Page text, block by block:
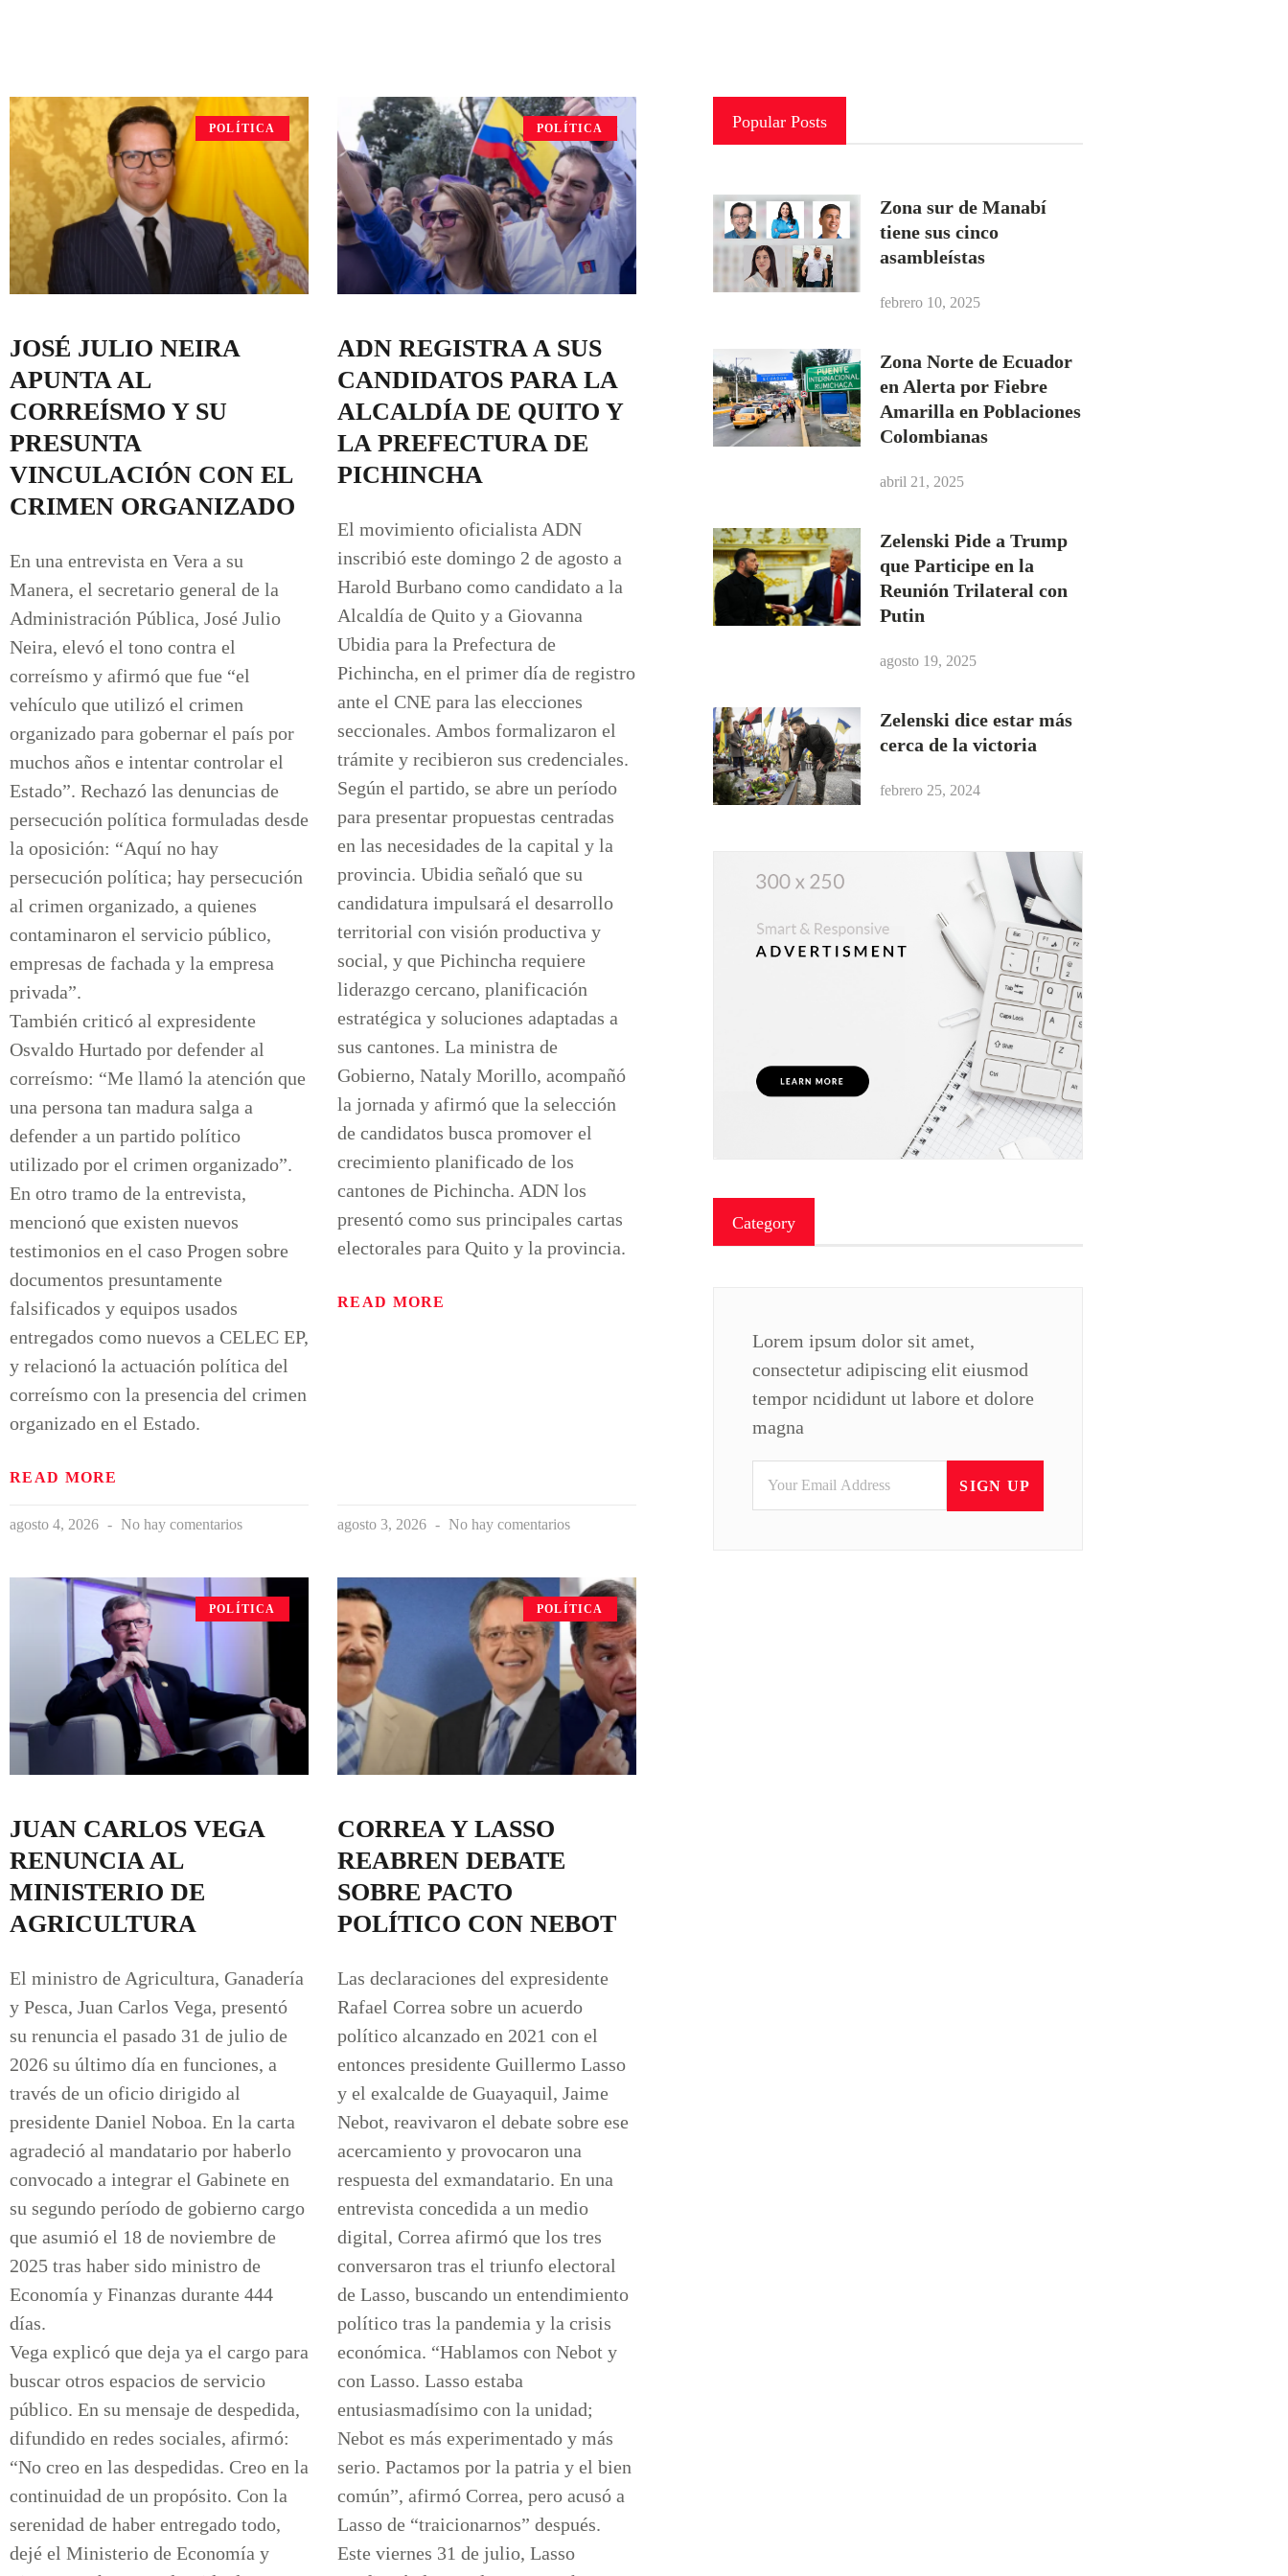
POLÍTICA
JOSÉ JULIO NEIRA
APUNTA AL
CORREÍSMO Y SU
PRESUNTA
VINCULACIÓN CON EL
CRIMEN ORGANIZADO
En una entrevista en Vera a su
Manera, el secretario general de la
Administración Pública, José Julio
Neira, elevó el tono contra el
correísmo y afirmó que fue “el
vehículo que utilizó el crimen
organizado para gobernar el país por
muchos años e intentar controlar el
Estado”. Rechazó las denuncias de
persecución política formuladas desde
la oposición: “Aquí no hay
persecución política; hay persecución
al crimen organizado, a quienes
contaminaron el servicio público,
empresas de fachada y la empresa
privada”.
También criticó al expresidente
Osvaldo Hurtado por defender al
correísmo: “Me llamó la atención que
una persona tan madura salga a
defender a un partido político
utilizado por el crimen organizado”.
En otro tramo de la entrevista,
mencionó que existen nuevos
testimonios en el caso Progen sobre
documentos presuntamente
falsificados y equipos usados
entregados como nuevos a CELEC EP,
y relacionó la actuación política del
correísmo con la presencia del crimen
organizado en el Estado.
READ MORE
agosto 4, 2026 No hay comentarios
POLÍTICA
ADN REGISTRA A SUS
CANDIDATOS PARA LA
ALCALDÍA DE QUITO Y
LA PREFECTURA DE
PICHINCHA
El movimiento oficialista ADN
inscribió este domingo 2 de agosto a
Harold Burbano como candidato a la
Alcaldía de Quito y a Giovanna
Ubidia para la Prefectura de
Pichincha, en el primer día de registro
ante el CNE para las elecciones
seccionales. Ambos formalizaron el
trámite y recibieron sus credenciales.
Según el partido, se abre un período
para presentar propuestas centradas
en las necesidades de la capital y la
provincia. Ubidia señaló que su
candidatura impulsará el desarrollo
territorial con visión productiva y
social, y que Pichincha requiere
liderazgo cercano, planificación
estratégica y soluciones adaptadas a
sus cantones. La ministra de
Gobierno, Nataly Morillo, acompañó
la jornada y afirmó que la selección
de candidatos busca promover el
crecimiento planificado de los
cantones de Pichincha. ADN los
presentó como sus principales cartas
electorales para Quito y la provincia.
READ MORE
agosto 3, 2026 No hay comentarios
POLÍTICA
JUAN CARLOS VEGA
RENUNCIA AL
MINISTERIO DE
AGRICULTURA
El ministro de Agricultura, Ganadería
y Pesca, Juan Carlos Vega, presentó
su renuncia el pasado 31 de julio de
2026 su último día en funciones, a
través de un oficio dirigido al
presidente Daniel Noboa. En la carta
agradeció al mandatario por haberlo
convocado a integrar el Gabinete en
su segundo período de gobierno cargo
que asumió el 18 de noviembre de
2025 tras haber sido ministro de
Economía y Finanzas durante 444
días.
Vega explicó que deja ya el cargo para
buscar otros espacios de servicio
público. En su mensaje de despedida,
difundido en redes sociales, afirmó:
“No creo en las despedidas. Creo en la
continuidad de un propósito. Con la
serenidad de haber entregado todo,
dejé el Ministerio de Economía y
POLÍTICA
CORREA Y LASSO
REABREN DEBATE
SOBRE PACTO
POLÍTICO CON NEBOT
Las declaraciones del expresidente
Rafael Correa sobre un acuerdo
político alcanzado en 2021 con el
entonces presidente Guillermo Lasso
y el exalcalde de Guayaquil, Jaime
Nebot, reavivaron el debate sobre ese
acercamiento y provocaron una
respuesta del exmandatario. En una
entrevista concedida a un medio
digital, Correa afirmó que los tres
conversaron tras el triunfo electoral
de Lasso, buscando un entendimiento
político tras la pandemia y la crisis
económica. “Hablamos con Nebot y
con Lasso. Lasso estaba
entusiasmadísimo con la unidad;
Nebot es más experimentado y más
serio. Pactamos por la patria y el bien
común”, afirmó Correa, pero acusó a
Lasso de “traicionarnos” después.
Este viernes 31 de julio, Lasso
Popular Posts
Zona sur de Manabí
tiene sus cinco
asambleístas
febrero 10, 2025
Zona Norte de Ecuador
en Alerta por Fiebre
Amarilla en Poblaciones
Colombianas
abril 21, 2025
Zelenski Pide a Trump
que Participe en la
Reunión Trilateral con
Putin
agosto 19, 2025
Zelenski dice estar más
cerca de la victoria
febrero 25, 2024
Category
Lorem ipsum dolor sit amet,
consectetur adipiscing elit eiusmod
tempor ncididunt ut labore et dolore
magna
SIGN UP